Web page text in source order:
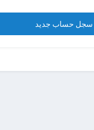
سجل حساب جديد